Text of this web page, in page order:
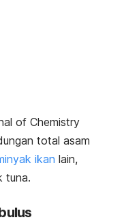
of Chemistry
total asam
ikan lain,
tuna.